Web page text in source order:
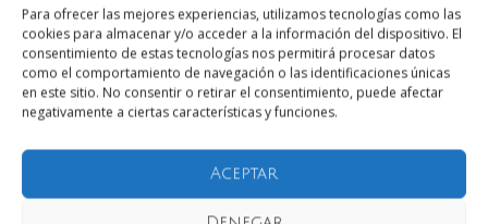
Para ofrecer las mejores experiencias, utilizamos tecnologías como las
cookies para almacenar y/o acceder a la información del dispositivo. El
consentimiento de estas tecnologías nos permitirá procesar datos
como el comportamiento de navegación o las identificaciones únicas
en este sitio. No consentir o retirar el consentimiento, puede afectar
negativamente a ciertas características y funciones.
Aceptar
anatómica humana no como una técnica fría, sino
como un acto de respeto profundo hacia el
cuerpo humano y hacia quienes confían en
nuestras manos.
En el año 2001 obtuve una plaza como profesor
asociado en ese mismo departamento donde
había sido estudiante. Comenzaba así una etapa